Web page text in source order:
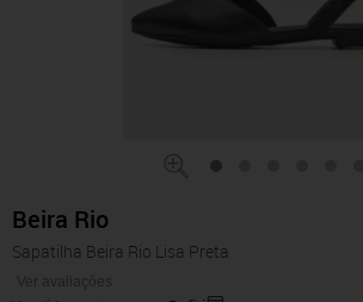
Beira Rio
Sapatilha Beira Rio Lisa Preta
Ver avaliações